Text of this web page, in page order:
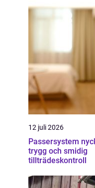
12 juli 2026
Passersystem nyckeln till
trygg och smidig
tillträdeskontroll